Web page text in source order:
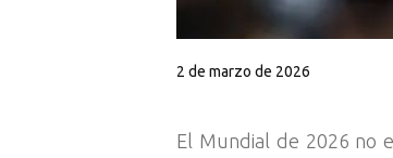
2 de marzo de 2026
El Mundial de 2026 no